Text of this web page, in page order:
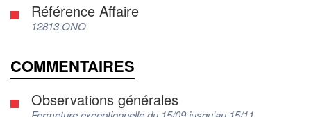
Référence Affaire
12813.ONO
COMMENTAIRES
Observations générales